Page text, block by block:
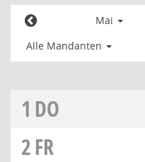
Mai
Alle Mandanten
1 DO
2FR